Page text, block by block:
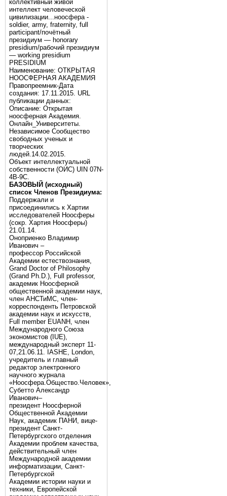
коллективный живой
интеллект человеческой
цивилизации...ноосфера -
soldier, army, fraternity, full
participant/почётный
президиум — honorary
presidium/рабочий президиум
— working presidium
PRESIDIUM
Наименование: ОТКРЫТАЯ
НООСФЕРНАЯ АКАДЕМИЯ
Правопреемник-Дата
создания: 17.11.2015. URL
публикации данных:
Описание: Открытая
ноосферная Академия.
Онлайн_Университеты.
Независимое Сообщество
свободных ученых и
творческих
людей.14.02.2015.
Объект интеллектуальной
собственности (ОИС) UIN 07N-
4B-9C.
БАЗОВЫЙ (исходный)
список Членов Президиума:
Поддержали и
присоединились к Хартии
исследователей Ноосферы
(сокр. Хартия Ноосферы)
21.01.14.
Оноприенко Владимир
Иванович –
профессор Российской
Академии естествознания,
Grand Doctor of Philosophy
(Grand Ph.D.), Full professor,
академик Ноосферной
общественной академии наук,
член АНСТиМС, член-
корреспонденть Петровской
академии наук и искусств,
Full member EUANH, член
Международного Союза
экономистов (IUE),
международный эксперт 11-
07,21.06.11. IASHE, London,
учредитель и главный
редактор электронного
научного журнала
«Ноосфера.Общество.Человек»,
Субетто Александр
Иванович–
президент Ноосферной
Общественной Академии
Наук, академик ПАНИ, вице-
президент Санкт-
Петербургского отделения
Академии проблем качества,
действительный член
Международной академии
информатизации, Санкт-
Петербургской
Академии истории науки и
техники, Европейской